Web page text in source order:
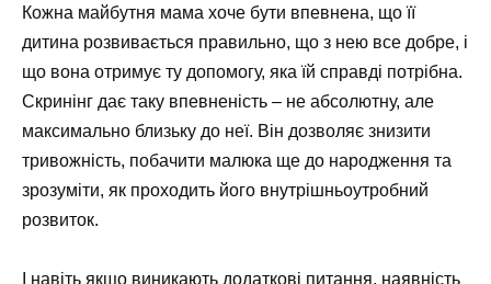
Кожна майбутня мама хоче бути впевнена, що її
дитина розвивається правильно, що з нею все добре, і
що вона отримує ту допомогу, яка їй справді потрібна.
Скринінг дає таку впевненість – не абсолютну, але
максимально близьку до неї. Він дозволяє знизити
тривожність, побачити малюка ще до народження та
зрозуміти, як проходить його внутрішньоутробний
розвиток.
І навіть якщо виникають додаткові питання, наявність